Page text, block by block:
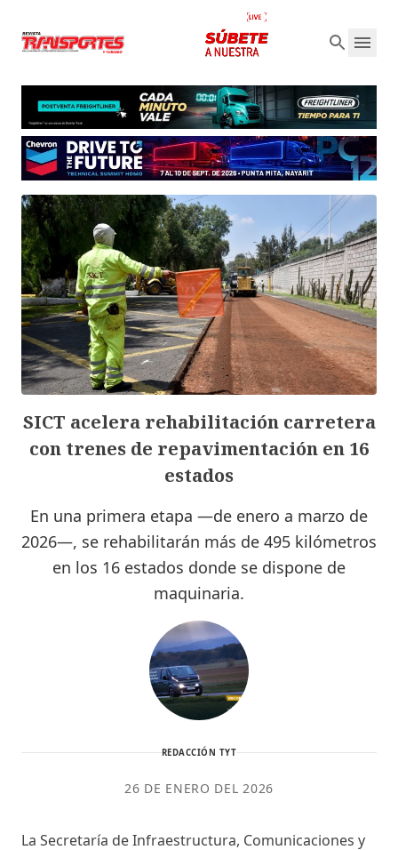
SICT acelera rehabilitación carretera
con trenes de repavimentación en 16
estados
En una primera etapa —de enero a marzo de
2026—, se rehabilitarán más de 495 kilómetros
en los 16 estados donde se dispone de
maquinaria.
REDACCIÓN TYT
26 DE ENERO DEL 2026
La Secretaría de Infraestructura, Comunicaciones y